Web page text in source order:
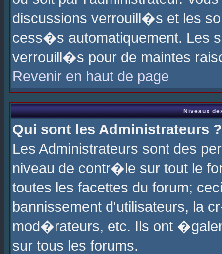
discussions verrouill�s et les
cess�s automatiquement. Les
verrouill�s pour de maintes
Revenir en haut de page
Niveaux
Qui sont les Administrateurs ?
Les Administrateurs sont des
niveau de contr�le sur tout le
toutes les facettes du forum;
bannissement d'utilisateurs, la
mod�rateurs, etc. Ils ont
sur tous les forums.